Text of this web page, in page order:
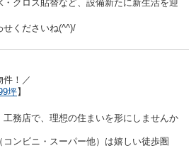
クロス貼替など、設備新たに新生活を迎
せくださいね(^^)/
件！／
坪】
務店で、理想の住まいを形にしませんか
ンビニ・スーパー他）は嬉しい徒歩圏